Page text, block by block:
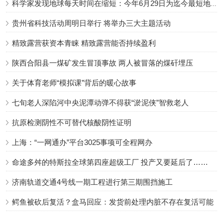
科学家发现地球每天时间在缩短：今年6月29日为迄今最短地球日
贵州省科技活动周明日举行 将举办三大主题活动
精致露营获资本青睐 精致露营能否持续盈利
陕西合阳县一煤矿发生冒顶事故 两人被冒落的煤矸埋压
关于体育老师“模拟课”背后的暖心故事
七旬老人深陷河中央泥潭动弹不得获“淤泥侠”智救老人
抗原检测阴性不可替代核酸阴性证明
上海：“一网通办”平台3025事项可全程网办
命途多舛的特斯拉全球第四座超级工厂 投产又要延后了……
济南轨道交通4号线一期工程进行第三期围挡施工
鳄鱼被砍后复活？盒马回应：发货前处理内脏不存在复活可能